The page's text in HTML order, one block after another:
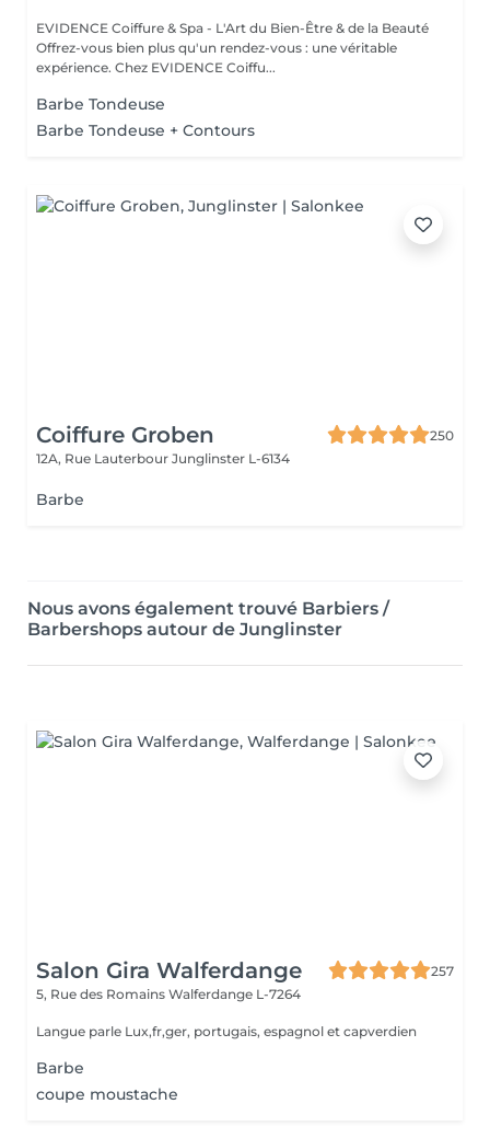
EVIDENCE Coiffure & Spa - L'Art du Bien-Être & de la Beauté
Offrez-vous bien plus qu'un rendez-vous : une véritable
expérience. Chez EVIDENCE Coiffu...
Barbe Tondeuse
Barbe Tondeuse + Contours
Coiffure Groben
250
12A, Rue Lauterbour Junglinster L-6134
Barbe
Nous avons également trouvé Barbiers /
Barbershops autour de Junglinster
Salon Gira Walferdange
257
5, Rue des Romains Walferdange L-7264
Langue parle Lux,fr,ger, portugais, espagnol et capverdien
Barbe
coupe moustache